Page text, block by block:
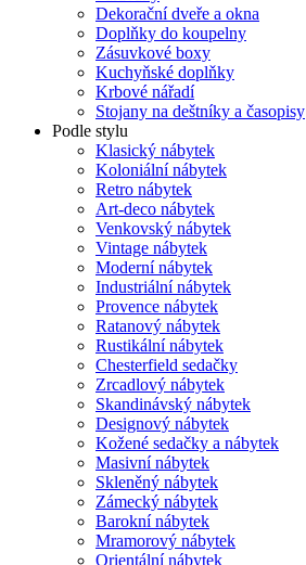
Dekorační dveře a okna
Doplňky do koupelny
Zásuvkové boxy
Kuchyňské doplňky
Krbové nářadí
Stojany na deštníky a časopisy
Podle stylu
Klasický nábytek
Koloniální nábytek
Retro nábytek
Art-deco nábytek
Venkovský nábytek
Vintage nábytek
Moderní nábytek
Industriální nábytek
Provence nábytek
Ratanový nábytek
Rustikální nábytek
Chesterfield sedačky
Zrcadlový nábytek
Skandinávský nábytek
Designový nábytek
Kožené sedačky a nábytek
Masivní nábytek
Skleněný nábytek
Zámecký nábytek
Barokní nábytek
Mramorový nábytek
Orientální nábytek